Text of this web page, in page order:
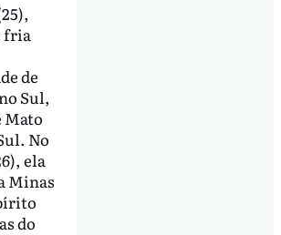
fria
de
Sul,
Mato
No
ela
Minas
do